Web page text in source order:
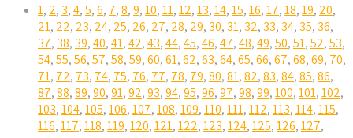
1, 2, 3,4,5,6, 7,8,9,10,11,12,13,14,15,16,17,18,19, 20,
21, 22, 23, 24, 25, 26, 27, 28, 29, 30, 31, 32, 33, 34, 35, 36,
37, 38, 39,40,41,42,43,44,45,46,47,48,49,50,51,52,53,
54,55,56,57,58,59,60,61,62,63,64,65,66,67,68,69, 70,
71, 72, 73, 74, 75, 76, 77, 78, 79,80,81,82,83,84,85,86,
87,88,89,90,91,92,93,94,95,96,97,98,99,100,101,102,
103,104,105,106,107,108,109,110,111,112,113,114,115,
116,117,118,119,120,121,122,123,124,125,126,127,